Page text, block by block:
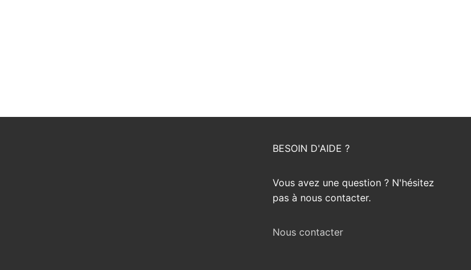
BESOIN D'AIDE ?
Vous avez une question ? N'hésitez
pas à nous contacter.
Nous contacter